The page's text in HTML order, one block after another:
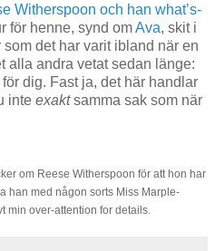
Witherspoon och han what’s-
för henne, synd omAva, skit i
det har varit ibland när en
alla andra vetat sedan länge:
dig. Fast ja, det här handlar
inte exaktsamma sak som när
om Reese Witherspoon för att hon har
han med någon sorts Miss Marple-
min over-attention for details.